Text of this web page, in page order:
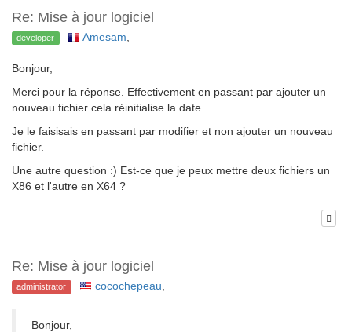
Re: Mise à jour logiciel
developer Amesam
Bonjour,
Merci pour la réponse. Effectivement en passant par ajouter un
nouveau fichier cela réinitialise la date.
Je le faisisais en passant par modifier et non ajouter un nouveau
fichier.
Une autre question :) Est-ce que je peux mettre deux fichiers un
X86 et l'autre en X64 ?
Re: Mise à jour logiciel
administrator cocochepeau
Bonjour,